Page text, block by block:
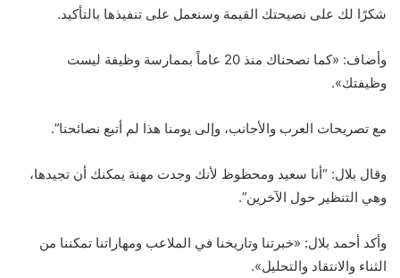
شكرًا لك على نصيحتك القيمة وسنعمل على تنفيذها بالتأكيد.
وأضاف: «كما نصحناك منذ 20 عاماً بممارسة وظيفة ليست
وظيفتك».
مع تصريحات العرب والأجانب، وإلى يومنا هذا لم أتبع نصائحنا”.
وقال بلال: “أنا سعيد ومحظوظ لأنك وجدت مهنة يمكنك أن تجيدها،
وهي التنظير حول الآخرين”.
وأكد أحمد بلال: «خبرتنا وتاريخنا في الملاعب ومهاراتنا تمكننا من
الثناء والانتقاد والتحليل».